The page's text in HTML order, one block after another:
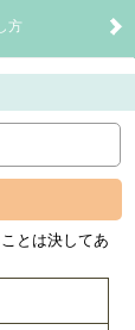
方
とは決してあ